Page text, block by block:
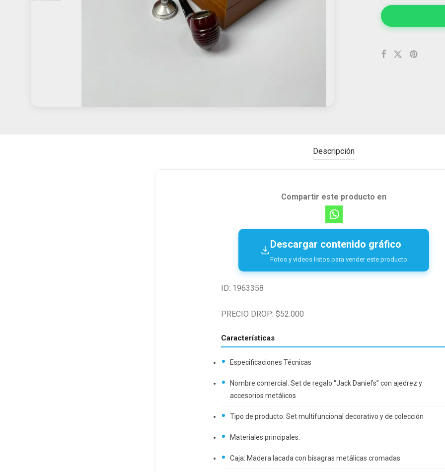
Descripción
Compartir este producto en
Descargar contenido gráfico
Fotos y videos listos para vender este producto
ID: 1963358
PRECIO DROP: $52.000
Características
Especificaciones Técnicas
Nombre comercial: Set de regalo “Jack Daniel’s” con ajedrez y
accesorios metálicos
Tipo de producto: Set multifuncional decorativo y de colección
Materiales principales:
Caja: Madera lacada con bisagras metálicas cromadas